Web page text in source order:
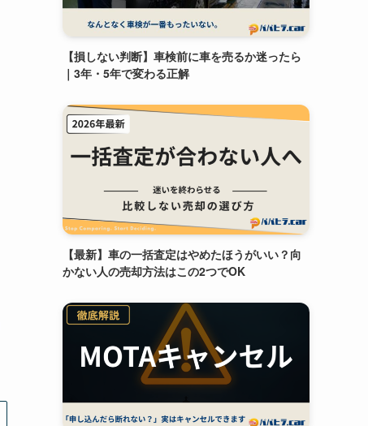
【損しない判断】車検前に車を売るか迷ったら
｜3年・5年で変わる正解
【最新】車の一括査定はやめたほうがいい？向
かない人の売却方法はこの2つでOK